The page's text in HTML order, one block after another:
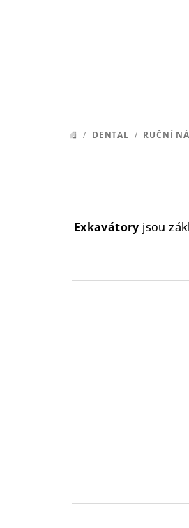
DOMŮ
/ DENTAL / RUČNÍ
Exkavátory jsou